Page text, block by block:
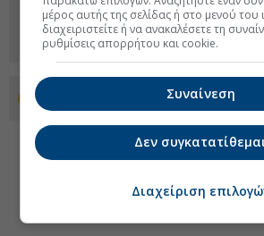
Προσθέστε το euro2day.gr στο
μέρος αυτής της σελίδας ή στο μενού του
διαχειριστείτε ή να ανακαλέσετε τη
ρυθμίσεις απορρήτου και cookie.
Συναίνεση
Δεν
Διαχείριση